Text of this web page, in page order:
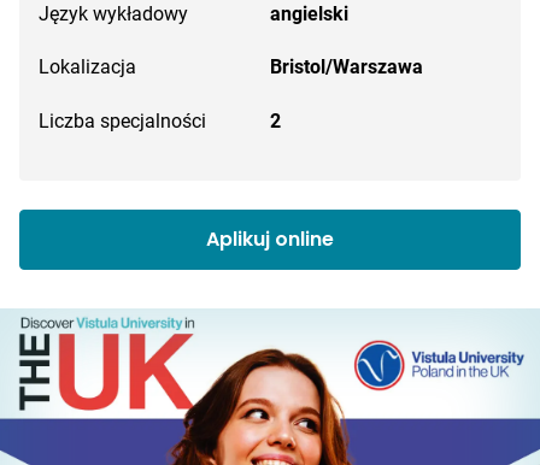
Język wykładowy angielski
Lokalizacja Bristol/Warszawa
Liczba specjalności 2
Aplikuj online